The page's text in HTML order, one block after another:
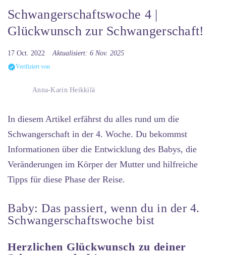
Schwangerschaftswoche 4 |
Glückwunsch zur Schwangerschaft!
17 Oct. 2022 Aktualisiert: 6 Nov. 2025
Verifiziert von
Anna-Karin Heikkilä
In diesem Artikel erfährst du alles rund um die
Schwangerschaft in der 4. Woche. Du bekommst
Informationen über die Entwicklung des Babys, die
Veränderungen im Körper der Mutter und hilfreiche
Tipps für diese Phase der Reise.
Baby: Das passiert, wenn du in der 4.
Schwangerschaftswoche bist
Herzlichen Glückwunsch zu deiner